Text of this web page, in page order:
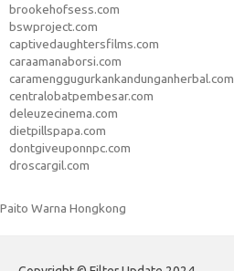
brookehofsess.com
bswproject.com
captivedaughtersfilms.com
caraamanaborsi.com
caramenggugurkankandunganherbal.com
centralobatpembesar.com
deleuzecinema.com
dietpillspapa.com
dontgiveuponnpc.com
droscargil.com
Paito Warna Hongkong